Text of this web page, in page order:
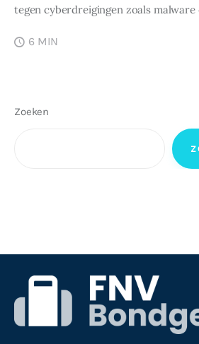
tegen cyberdreigingen zoals malware
6 MIN
Zoeken